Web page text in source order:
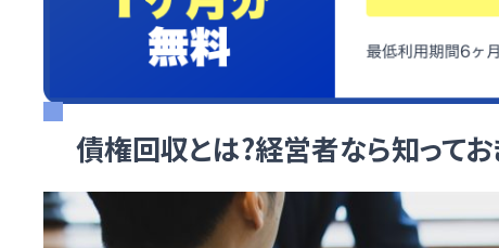
債権回収とは?経営者なら知って